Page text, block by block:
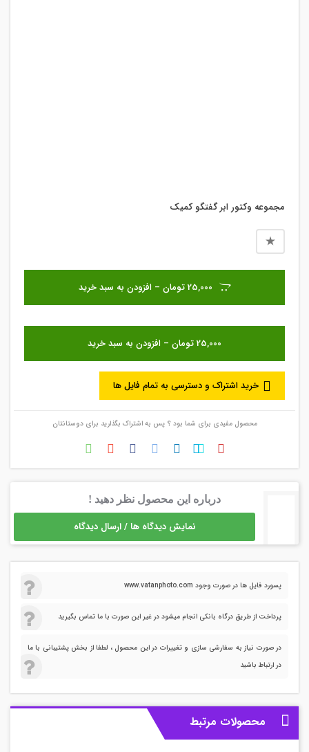
مجموعه وکتور ابر گفتگو کمیک
25,000 تومان – افزودن به سبد خرید
خرید اشتراک و دسترسی به تمام فایل ها
محصول مفیدی برای شما بود ؟ پس به اشتراک بگذارید برای دوستانتان
درباره این محصول نظر دهید !
نمایش دیدگاه ها / ارسال دیدگاه
پسورد فایل ها در صورت وجود www.vatanphoto.com
پرداخت از طریق درگاه بانکی انجام میشود در غیر این صورت با ما تماس بگیرید
در صورت نیاز به سفارشی سازی و تغییرات در این محصول ، لطفا از بخش پشتیبانی با ما
در ارتباط باشید
محصولات مرتبط